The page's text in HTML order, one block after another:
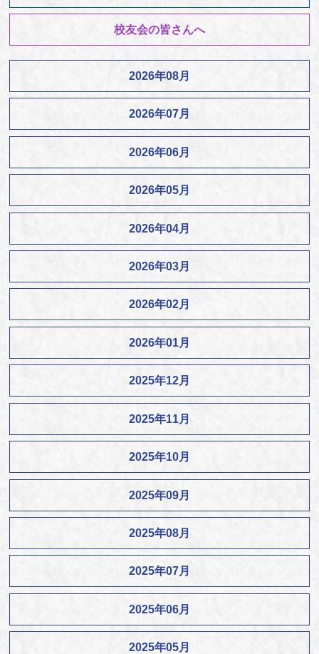
校友会の皆さんへ
2026年08月
2026年07月
2026年06月
2026年05月
2026年04月
2026年03月
2026年02月
2026年01月
2025年12月
2025年11月
2025年10月
2025年09月
2025年08月
2025年07月
2025年06月
2025年05月